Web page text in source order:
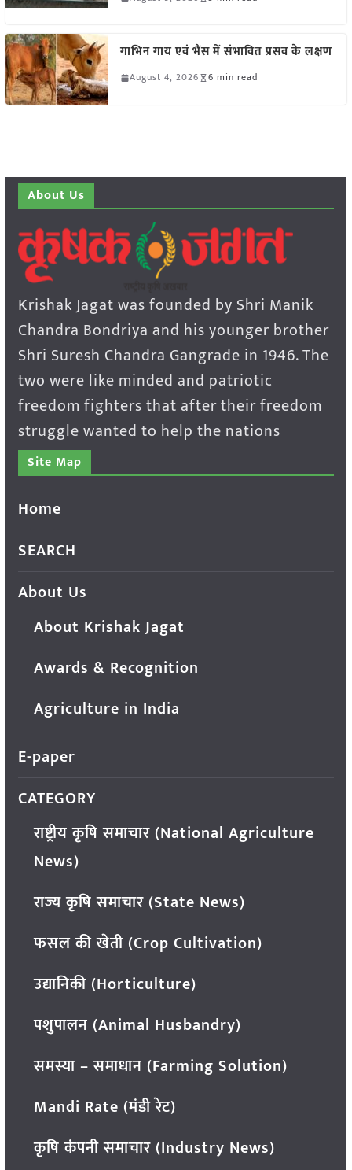
गाभिन गाय एवं भैंस में संभावित प्रसव के लक्षण
August 4, 2026 6 min read
About Us
Krishak Jagat was founded by Shri Manik
Chandra Bondriya and his younger brother
Shri Suresh Chandra Gangrade in 1946. The
two were like minded and patriotic
freedom fighters that after their freedom
struggle wanted to help the nations
Site Map
Home
SEARCH
About Us
About Krishak Jagat
Awards & Recognition
Agriculture in India
E-paper
CATEGORY
राष्ट्रीय कृषि समाचार (National Agriculture
News)
राज्य कृषि समाचार (State News)
फसल की खेती (Crop Cultivation)
उद्यानिकी (Horticulture)
पशुपालन (Animal Husbandry)
समस्या – समाधान (Farming Solution)
Mandi Rate (मंडी रेट)
कृषि कंपनी समाचार (Industry News)